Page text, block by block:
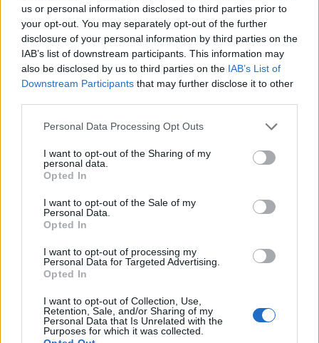
us or personal information disclosed to third parties prior to
your opt-out. You may separately opt-out of the further
disclosure of your personal information by third parties on the
IAB’s list of downstream participants. This information may
also be disclosed by us to third parties on the IAB’s List of
Downstream Participants that may further disclose it to other
Personal Data Processing Opt Outs
I want to opt-out of the Sharing of my
personal data.
Opted In
I want to opt-out of the Sale of my
Personal Data.
Opted In
I want to opt-out of processing my
Personal Data for Targeted Advertising.
Opted In
I want to opt-out of Collection, Use,
Retention, Sale, and/or Sharing of my
Personal Data that Is Unrelated with the
Purposes for which it was collected.
τις πιθανότητες όπως άλλοι παρακολουθούν
Bitcoin. Κάθε TikTok clip μπορεί να αλλάξει τη
δυναμική ενός τραγουδιού.
Η Φινλανδία παραμένει πρώτο φαβορί με
περίπου 37% πιθανότητες νίκης στις
περισσότερες πλατφόρμες, όμως η Ελλάδα
ανοδική πορεία, αφήνοντας πίσω χώρες όπως
η Γαλλία και το Ισραήλ που πριν λίγες
εβδομάδες θεωρούνταν ισχυρότεροι
contenders.
Και κάπως έτσι, η Eurovision του 2026
διαφορετικές εποχές της Ελλάδας.